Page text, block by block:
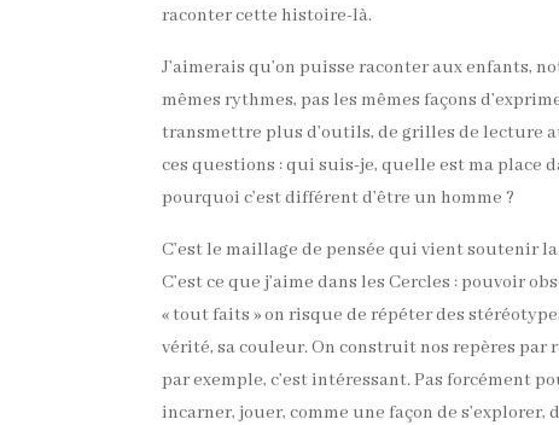
raconter cette histoire-là.
J’aimerais qu’on puisse raconter aux enfants,
mêmes rythmes, pas les mêmes façons
transmettre plus d’outils, de grilles de lecture
ces questions : qui suis-je, quelle est ma place
pourquoi c’est différent d’être un homme ?
C’est le maillage de pensée qui vient soutenir
C’est ce que j’aime dans les Cercles : pouvoir
« tout faits » on risque de répéter des
vérité, sa couleur. On construit nos repères par
par exemple, c’est intéressant. Pas forcément
incarner, jouer, comme une façon de